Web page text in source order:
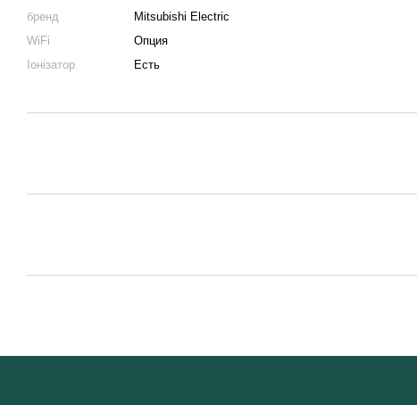
бренд
Mitsubishi Electric
WiFi
Опция
Іонізатор
Есть